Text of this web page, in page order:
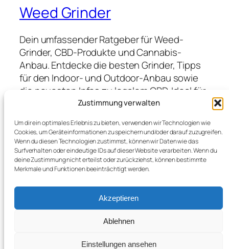
Zustimmung verwalten
Um dir ein optimales Erlebnis zu bieten, verwenden wir Technologien wie
Cookies, um Geräteinformationen zu speichern und/oder darauf zuzugreifen.
Wenn du diesen Technologien zustimmst, können wir Daten wie das
Surfverhalten oder eindeutige IDs auf dieser Website verarbeiten. Wenn du
deine Zustimmung nicht erteilst oder zurückziehst, können bestimmte
Merkmale und Funktionen beeinträchtigt werden.
Akzeptieren
Ablehnen
Einstellungen ansehen
Weed Grinder
Dein umfassender Ratgeber für Weed-
Grinder, CBD-Produkte und Cannabis-
Anbau. Entdecke die besten Grinder, Tipps
für den Indoor- und Outdoor-Anbau sowie
die neuesten Infos zu legalem CBD. Ideal für
Anfänger und Profis, die hochwertige
profitieren möchten.
Blog
Veranstaltungen